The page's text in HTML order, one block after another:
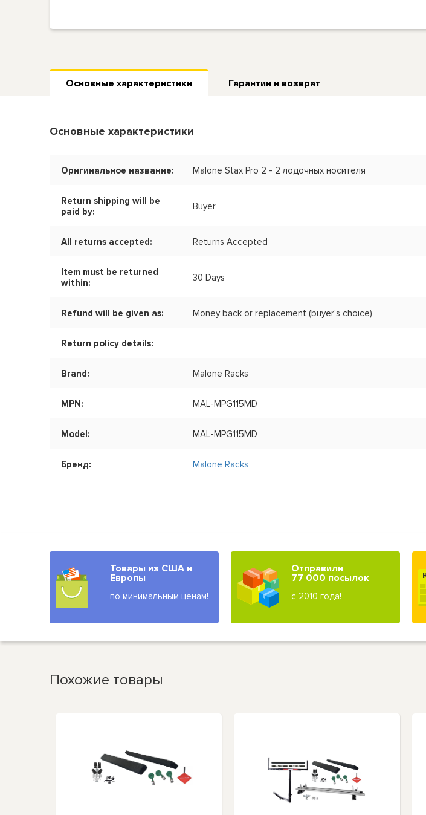
Основные характеристики Гарантии и возврат
Основные характеристики
Оригинальное название: Malone Stax Pro 2 - 2 лодочных носителя
Return shipping will be
paid by:
Buyer
All returns accepted: Returns Accepted
Item must be returned
within:
30 Days
Refund will be given as: Money back or replacement (buyer's choice)
Return policy details:
Brand: Malone Racks
MPN: MAL-MPG115MD
Model: MAL-MPG115MD
Бренд: Malone Racks
Товары из США и
Европы
по минимальным ценам!
Отправили
77 000 посылок
с 2010 года!
Похожие товары